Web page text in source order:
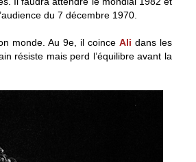
du 7 décembre 1970.
monde. Au 9e, il coince Ali dans les
résiste mais perd l’équilibre avant la